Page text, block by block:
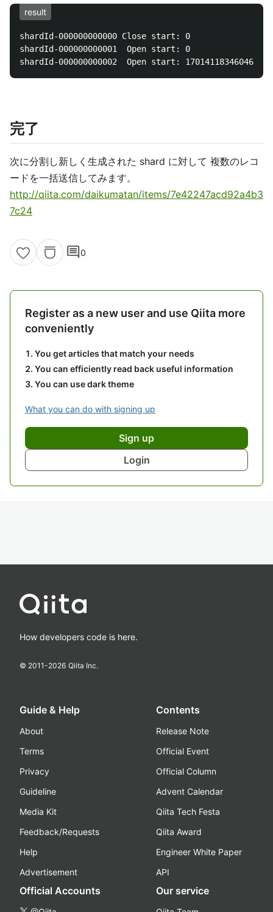
result
shardId-000000000000 Close start: 0
shardId-000000000001  Open start: 0
完了
次に分割し新しく生成された shard に対して 複数のレコ
ードを一括送信してみます。
http://qiita.com/daikumatan/items/7e42247acd92a4b3
7c24
comment0
Register as a new user and use Qiita more
conveniently
You get articles that match your needs
You can efficiently read back useful information
You can use dark theme
What you can do with signing up
Sign up
Login
How developers code is here.
© 2011-2026 Qiita Inc.
Guide & Help
About
Terms
Privacy
Guideline
Media Kit
Feedback/Requests
Help
Advertisement
Contents
Release Note
Official Event
Official Column
Advent Calendar
Qiita Tech Festa
Qiita Award
Engineer White Paper
API
Official Accounts Our service